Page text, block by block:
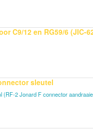
C9/12 en RG59/6 (JIC-
sleutel
(RF-2 Jonard F connector